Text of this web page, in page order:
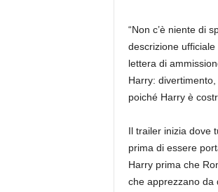
“Non c’è niente di
descrizione
lettera di
Harry:
poiché Harry è
Il trailer inizia dove
prima di essere
Harry prima che
che apprezzano da